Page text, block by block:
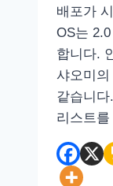
배포가
OS는
합니다.
샤오미
같습니
리스트